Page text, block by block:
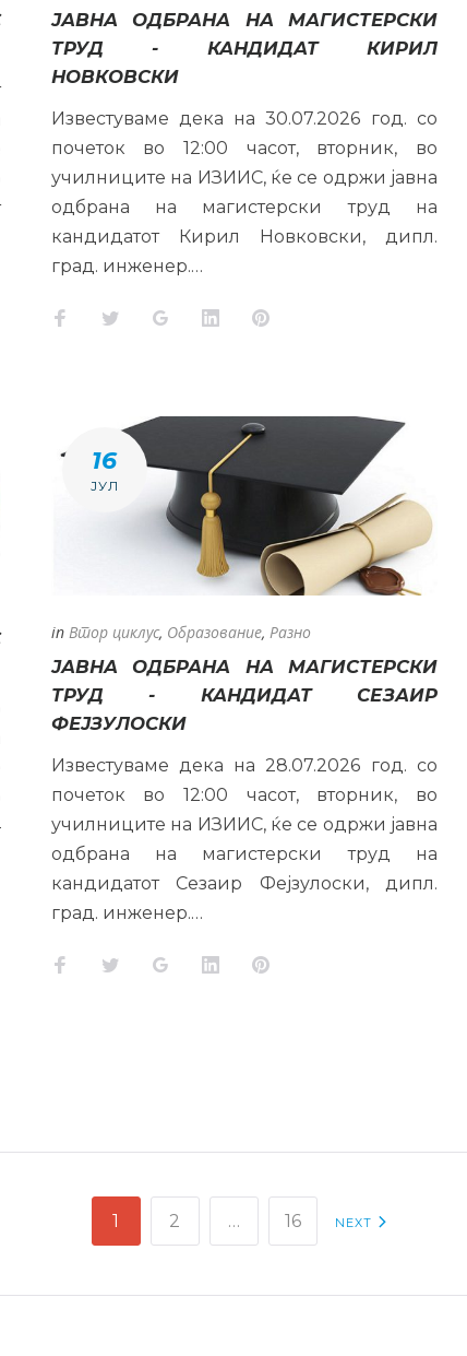
ЈАВНА ОДБРАНА НА МАГИСТЕРСКИ
ТРУД - КАНДИДАТ КИРИЛ
НОВКОВСКИ
Известуваме дека на 30.07.2026 год. со
почеток во 12:00 часот, вторник, во
училниците на ИЗИИС, ќе се одржи јавна
одбрана на магистерски труд на
кандидатот Кирил Новковски, дипл.
град. инженер.…
Facebook
TwitterGoogle+LinkedInPinterest
16
ЈУЛ
in Втор циклус, Образование, Разно
ЈАВНА ОДБРАНА НА МАГИСТЕРСКИ
ТРУД - КАНДИДАТ СЕЗАИР
ФЕЈЗУЛОСКИ
Известуваме дека на 28.07.2026 год. со
почеток во 12:00 часот, вторник, во
училниците на ИЗИИС, ќе се одржи јавна
одбрана на магистерски труд на
кандидатот Сезаир Фејзулоски, дипл.
град. инженер.…
Facebook
TwitterGoogle+LinkedInPinterest
1 2 … 16 NEXT